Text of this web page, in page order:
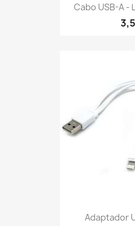
Cabo USB-A -
Adaptador